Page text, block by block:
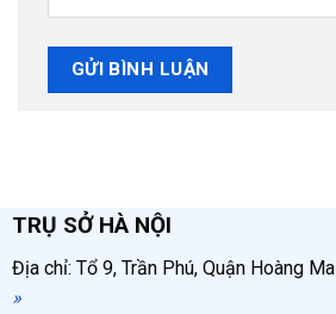
TRỤ SỞ HÀ NỘI
Địa chỉ: Tổ 9, Trần Phú, Quận Hoàng
»